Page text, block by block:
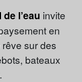
l’eau invite
en
sur des
bateaux